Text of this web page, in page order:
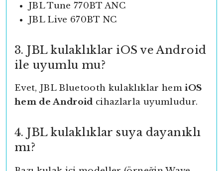
JBL Tune 770BT ANC
JBL Live 670BT NC
3. JBL kulaklıklar iOS ve Android
ile uyumlu mu?
Evet, JBL Bluetooth kulaklıklar hemiOS
hem de Android cihazlarla uyumludur.
4. JBL kulaklıklar suya dayanıklı
mı?